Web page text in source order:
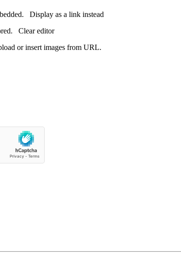
Display as a link instead
Clear editor
or insert images from URL.